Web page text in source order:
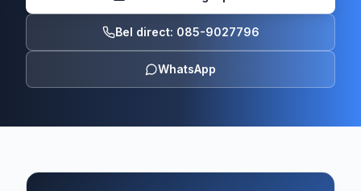
Bel direct: 085-9027796
WhatsApp